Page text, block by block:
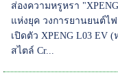
ส่องความหรูหรา
แห่งยุค วงการยานยนต์ไ
เปิดตัว XPENG L03 EV
สไตล์ Cr...